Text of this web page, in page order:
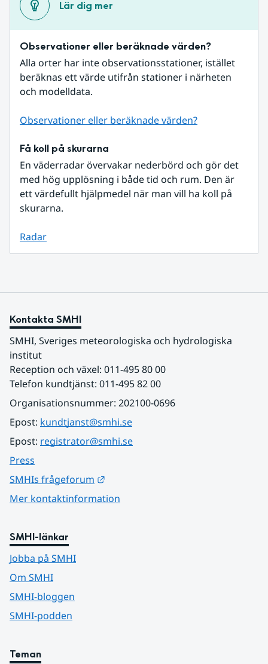
Lär dig mer
Observationer eller beräknade värden?
Alla orter har inte observationsstationer, istället
beräknas ett värde utifrån stationer i närheten
och modelldata.
Observationer eller beräknade värden?
Få koll på skurarna
En väderradar övervakar nederbörd och gör det
med hög upplösning i både tid och rum. Den är
ett värdefullt hjälpmedel när man vill ha koll på
skurarna.
Radar
Kontakta SMHI
SMHI, Sveriges meteorologiska och hydrologiska
institut
Reception och växel: 011-495 80 00
Telefon kundtjänst: 011-495 82 00
Organisationsnummer: 202100-0696
Epost: kundtjanst@smhi.se
Epost: registrator@smhi.se
Press
SMHIs frågeforum
Mer kontaktinformation
SMHI-länkar
Jobba på SMHI
Om SMHI
SMHI-bloggen
SMHI-podden
Teman